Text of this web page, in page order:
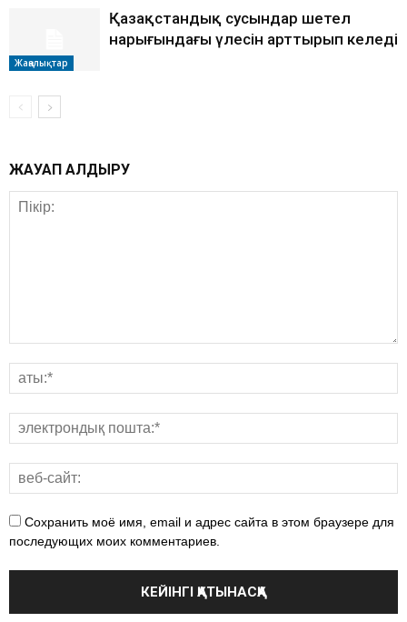
Жаңалықтар
Қазақстандық сусындар шетел
нарығындағы үлесін арттырып келеді
ЖАУАП ҚАЛДЫРУ
Сохранить моё имя, email и адрес сайта в этом браузере для
последующих моих комментариев.